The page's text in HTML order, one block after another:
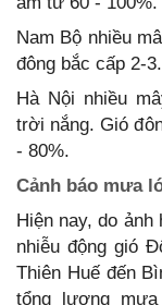
Nam Bộ nhiều
đông bắc cấp 2-
Hà Nội nhiều
trời nắng. Gió
- 80%.
Cảnh báo mưa
Hiện nay, do
nhiễu động gió
Thiên Huế đến
tổng lượng